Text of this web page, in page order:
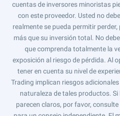
cuentas de inversores minoristas
con este proveedor. Usted no
realmente se pueda permitir
más que su inversión total. No
que comprenda totalmente la
exposición al riesgo de pérdida. Al
tener en cuenta su nivel de
Trading implican riesgos
naturaleza de tales productos.
parecen claros, por favor,